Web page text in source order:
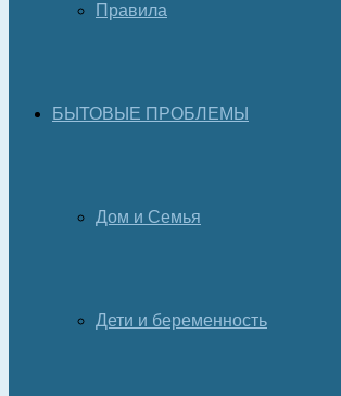
Правила
БЫТОВЫЕ ПРОБЛЕМЫ
Дом и Семья
Дети и беременность